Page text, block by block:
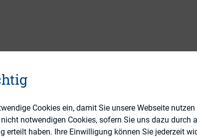
Cookies ein, damit Sie unsere Webseite
notwendigen Cookies, sofern Sie uns dazu durch
erteilt haben. Ihre Einwilligung können Sie jederzeit